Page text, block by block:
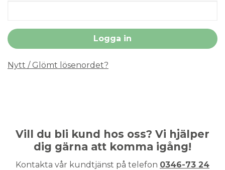
Nytt / Glömt lösenordet?
Vill du bli kund hos oss? Vi hjälper
dig gärna att komma igång!
Kontakta vår kundtjänst på telefon 0346-73 24